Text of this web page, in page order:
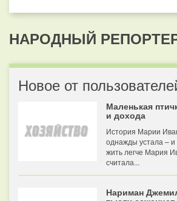
НАРОДНЫЙ
Новое от
Маленькая
и дохода
История Марии
однажды устала – и
жить легче Мария
считала...
Нариман